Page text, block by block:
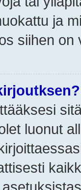
ja
siihen on
luonut